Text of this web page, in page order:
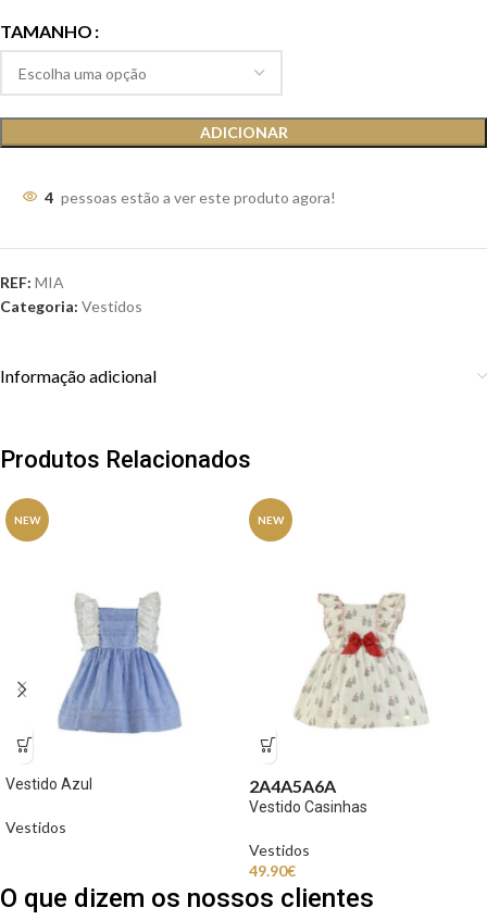
TAMANHO
ADICIONAR
4 pessoas estão a ver este produto agora!
REF: MIA
Categoria: Vestidos
Informação adicional
Produtos Relacionados
NEW
Vestido Azul
Vestidos
NEW
2A4A5A6A
Vestido Casinhas
Vestidos
49.90€
O que dizem os nossos clientes